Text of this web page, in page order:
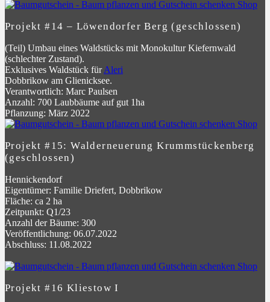
Projekt #14 – Löwendorfer Berg (geschlossen)
(Teil) Umbau eines Waldstücks mit Monokultur Kiefernwald
(schlechter Zustand).
Exklusives Waldstück fürAleri
Dobbrikow am Glienicksee.
Verantwortlich: Marc Paulsen
Anzahl: 700 Laubbäume auf gut 1ha
Pflanzung: März 2022
Projekt #15: Walderneuerung Krummstückenberg
(geschlossen)
Hennickendorf
Eigentümer: Familie Driefert, Dobbrikow
Fläche: ca 2 ha
Zeitpunkt: Q1/23
Anzahl der Bäume: 300
Veröffentlichung: 06.07.2022
Abschluss: 11.08.2022
Projekt #16 Kliestow I